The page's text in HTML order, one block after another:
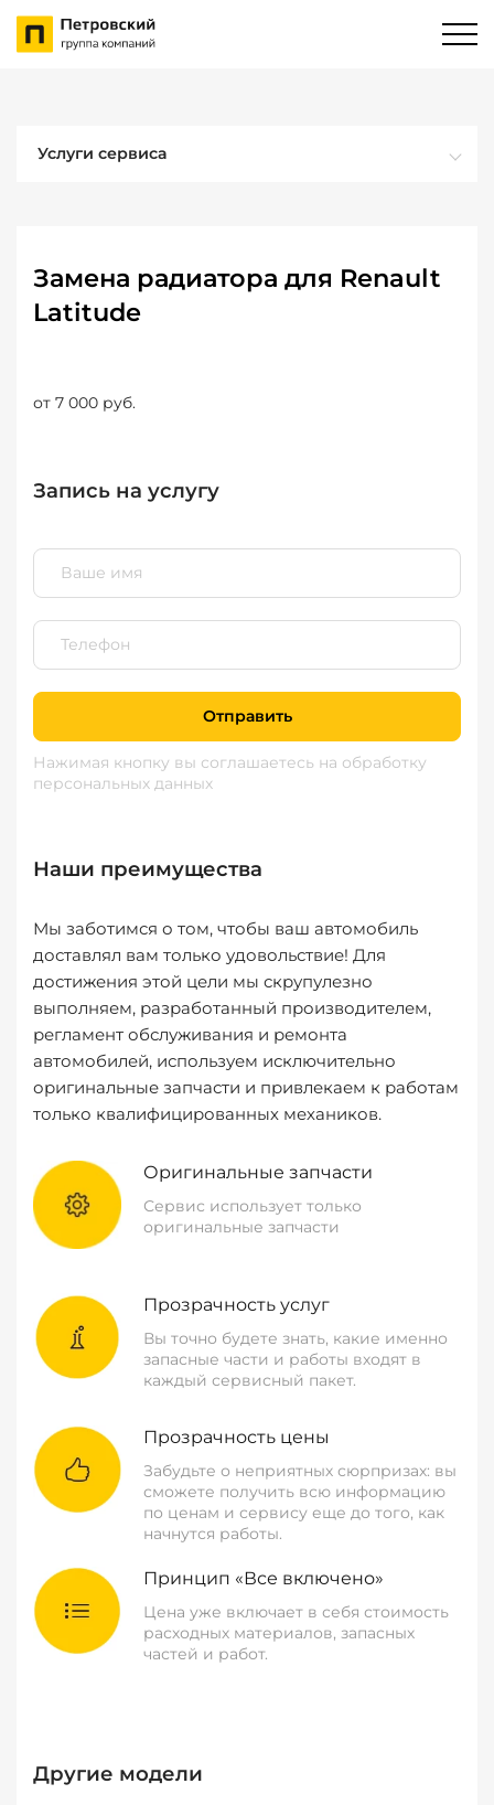
Услуги сервиса
Замена радиатора для Renault
Latitude
от 7 000 руб.
Запись на услугу
Отправить
Нажимая кнопку вы соглашаетесь на обработку
персональных данных
Наши преимущества
Мы заботимся о том, чтобы ваш автомобиль
доставлял вам только удовольствие! Для
достижения этой цели мы скрупулезно
выполняем, разработанный производителем,
регламент обслуживания и ремонта
автомобилей, используем исключительно
оригинальные запчасти и привлекаем к работам
только квалифицированных механиков.
Оригинальные запчасти
Сервис использует только
оригинальные запчасти
Прозрачность услуг
Вы точно будете знать, какие именно
запасные части и работы входят в
каждый сервисный пакет.
Прозрачность цены
Забудьте о неприятных сюрпризах: вы
сможете получить всю информацию
по ценам и сервису еще до того, как
начнутся работы.
Принцип «Все включено»
Цена уже включает в себя стоимость
расходных материалов, запасных
частей и работ.
Другие модели